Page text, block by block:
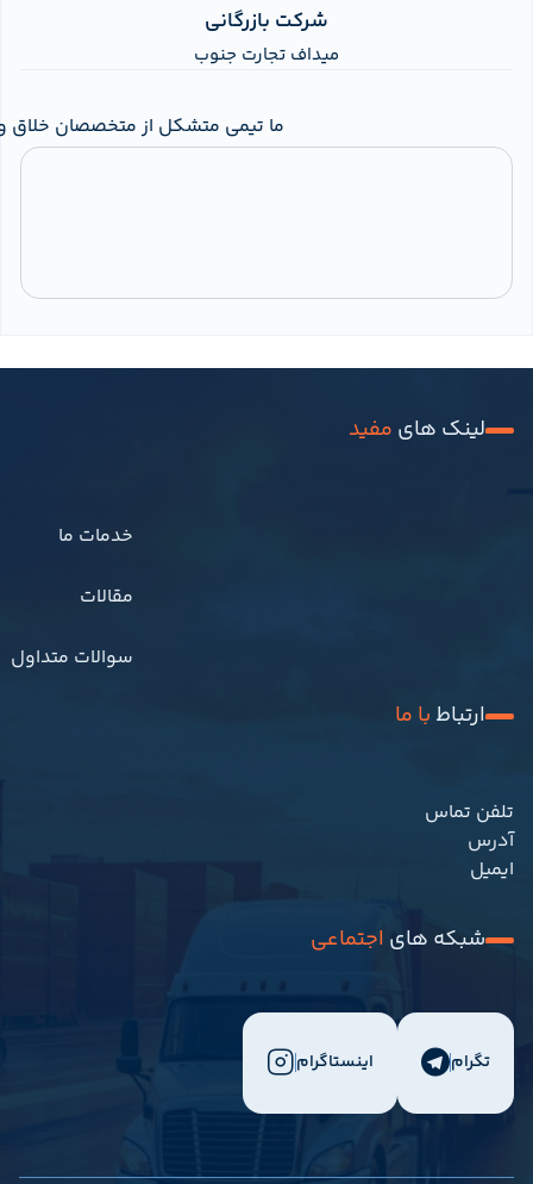
شرکت بازرگانی
میداف تجارت جنوب
لینک های مفید
ارتباط با ما
تلفن تماس
آدرس
ایمیل
شبکه های اجتماعی
تگرام اینستاگرام